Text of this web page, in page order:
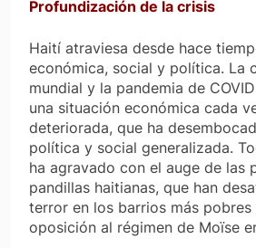
Profundización de la crisis
Haití atraviesa desde hace
económica, social y política. La
mundial y la pandemia de
una situación económica cada
deteriorada, que ha
política y social generalizada.
ha agravado con el auge de las
pandillas haitianas, que han
terror en los barrios más
oposición al régimen de Moïse